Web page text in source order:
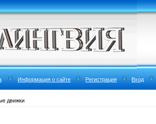
Информация о сайте Регистрация Вход
движки